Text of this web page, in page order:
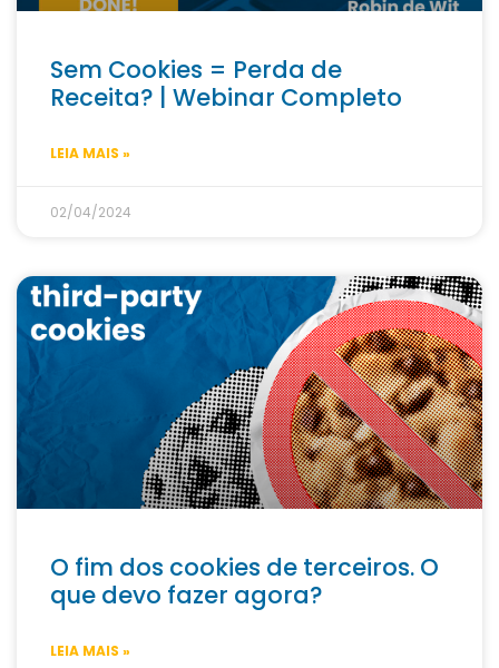
Sem Cookies = Perda de
Receita? | Webinar Completo
LEIA MAIS »
02/04/2024
O fim dos cookies de terceiros. O
que devo fazer agora?
LEIA MAIS »